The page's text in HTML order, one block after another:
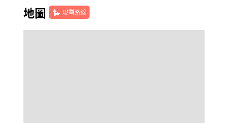
地圖 規劃路線